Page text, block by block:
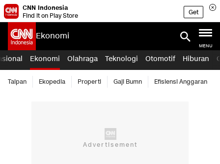
CNN Indonesia
Find it on Play Store
Get
Ekonomi
MENU
Ekonomi Olahraga Teknologi Otomotif Hiburan
Taipan Ekopedia Properti Gaji Bumn Efisiensi Anggaran